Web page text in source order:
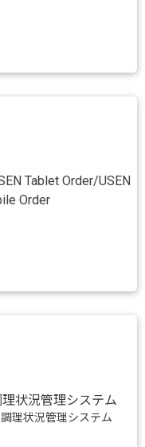
調理状況管理システム